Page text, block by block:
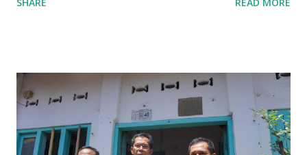
UMKM di Jatim. Namun Chusainuddin,S.Sos Anggota Komisi
yang sebenarnya ada dana pinjaman lunak untuk mereka. "
Ketika saya menjalankan Reses di Blitar,Kediri dan
Tulungagung , banyak masyarakat sana tak mengetahui ada
dana pinjaman lunak di Bank UMKM untuk para pelaku
SHARE READ MORE